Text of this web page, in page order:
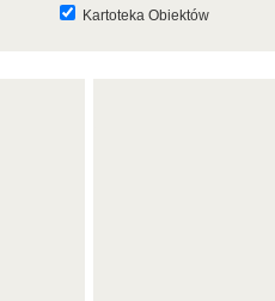
Kartoteka Obiektów